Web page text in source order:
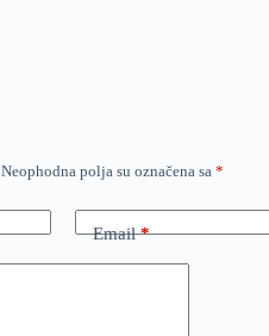
Neophodna polja su označena sa *
Email*